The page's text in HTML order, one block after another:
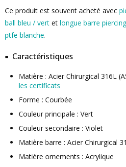
Ce produit est souvent acheté avec
ball bleu / vert et longue barre
ptfe blanche.
Caractéristiques
Matière : Acier Chirurgical 316L
les certificats
Forme : Courbée
Couleur principale : Vert
Couleur secondaire : Violet
Matière barre : Acier Chirurgical
Matière ornements : Acrylique